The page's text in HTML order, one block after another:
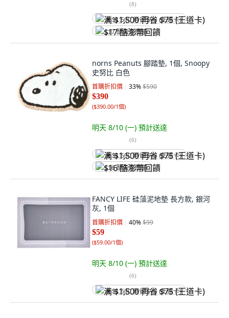
(8)
满 $1,500 再省 $75 (王道卡)
$17 酷澎幣回饋
norns Peanuts 腳踏墊, 1個, Snoopy
史努比 白色
首購折扣價 33%$590
$390
($390.00/1個)
明天 8/10 (一) 預計送達
(6)
满 $1,500 再省 $75 (王道卡)
$16 酷澎幣回饋
FANCY LIFE 硅藻泥地墊 長方款, 銀河
灰, 1個
首購折扣價 40%$99
$59
($59.00/1個)
明天 8/10 (一) 預計送達
(6)
满 $1,500 再省 $75 (王道卡)